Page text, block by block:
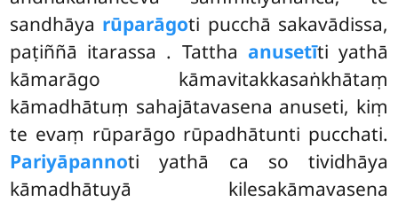
sandhāya rūparāgoti pucchā sakavādissa,
paṭiññā itarassa . Tattha anusetīti yathā
kāmarāgo kāmavitakkasaṅkhātaṃ
kāmadhātuṃ sahajātavasena anuseti, kiṃ
te evaṃ rūparāgo rūpadhātunti pucchati.
Pariyāpannoti yathā ca so tividhāya
kāmadhātuyā kilesakāmavasena